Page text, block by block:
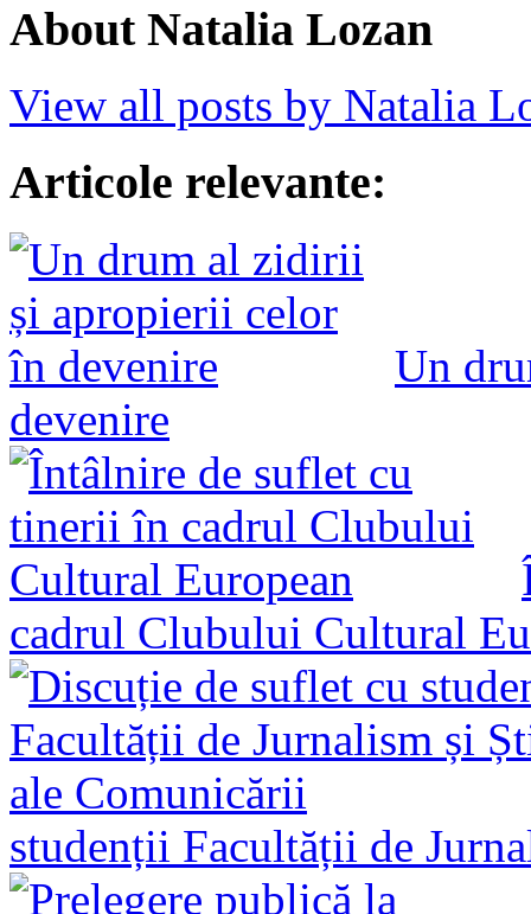
About Natalia Lozan
View all posts by Natalia
Articole relevante:
Un
devenire
cadrul Clubului Cultural
studenții Facultății de